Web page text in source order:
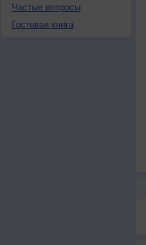
Частые вопросы
Гостевая книга